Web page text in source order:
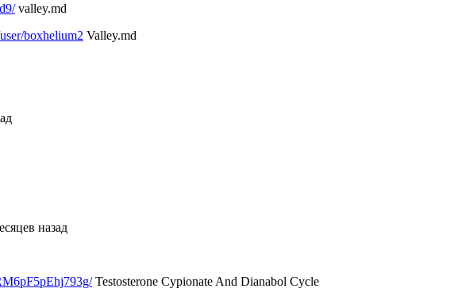
valley.md
boxhelium2 Valley.md
назад
Testosterone Cypionate And Dianabol Cycle